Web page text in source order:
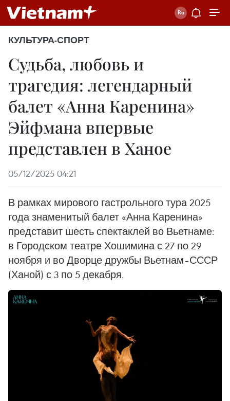
КУЛЬТУРА-СПОРТ
Судьба, любовь и
трагедия: легендарный
балет «Анна Каренина»
Эйфмана впервые
представлен в Ханое
05/12/2025 04:21
В рамках мирового гастрольного тура 2025
года знаменитый балет «Анна Каренина»
представит шесть спектаклей во Вьетнаме:
в Городском театре Хошимина с 27 по 29
ноября и во Дворце дружбы Вьетнам–СССР
(Ханой) с 3 по 5 декабря.